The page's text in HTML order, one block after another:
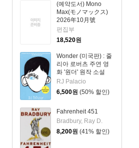
(예약도서) Mono
Max(モノマックス)
2026年10月號
편집부
18,520원
Wonder (미국판) : 줄
리아 로버츠 주연 영
화 '원더' 원작 소설
RJ Palacio
6,500원 (50% 할인)
Fahrenheit 451
Bradbury, Ray D.
8,200원 (41% 할인)